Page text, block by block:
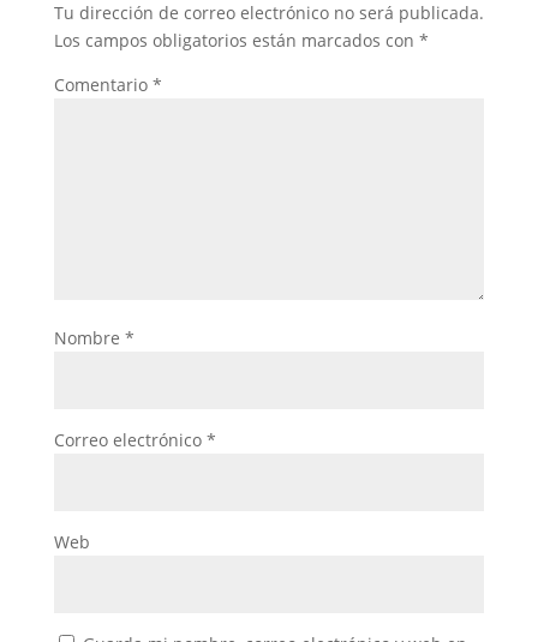
Tu dirección de correo electrónico no será publicada.
Los campos obligatorios están marcados con *
Comentario *
Nombre *
Correo electrónico *
Web